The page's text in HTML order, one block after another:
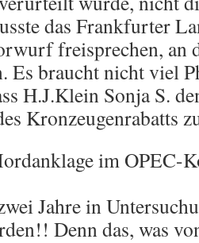
das Frankfurter
freisprechen, an
Es braucht nicht viel
H.J.Klein Sonja S.
Kronzeugenrabatts
im OPEC-
Jahre in
Denn das, was